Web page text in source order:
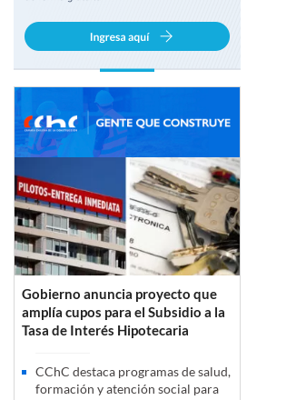
Gobierno anuncia proyecto que
amplía cupos para el Subsidio a la
Tasa de Interés Hipotecaria
CChC destaca programas de salud,
formación y atención social para